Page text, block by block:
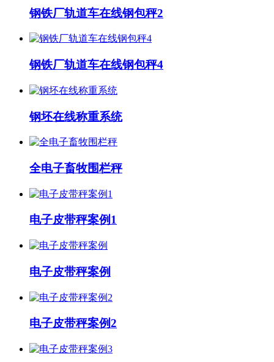
钢铁厂轨道车在线钢包秤2
钢铁厂轨道车在线钢包秤4
钢坯在线称重系统
全电子畜牧围栏秤
电子皮带秤案例1
电子皮带秤案例
电子皮带秤案例2